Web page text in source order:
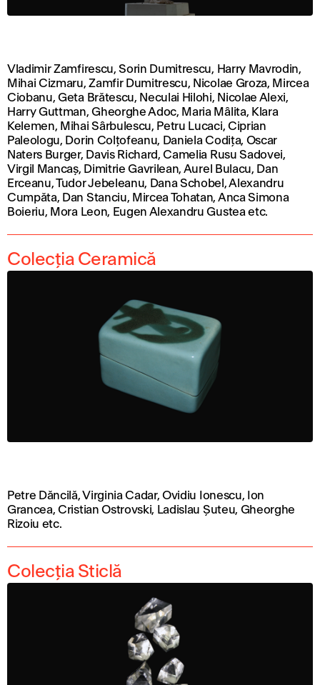
Vladimir Zamfirescu, Sorin Dumitrescu, Harry Mavrodin,
Mihai Cizmaru, Zamfir Dumitrescu, Nicolae Groza, Mircea
Ciobanu, Geta Brătescu, Neculai Hilohi, Nicolae Alexi,
Harry Guttman, Gheorghe Adoc, Maria Mâlita, Klara
Kelemen, Mihai Sârbulescu, Petru Lucaci, Ciprian
Paleologu, Dorin Colțofeanu, Daniela Codița, Oscar
Naters Burger, Davis Richard, Camelia Rusu Sadovei,
Virgil Mancaș, Dimitrie Gavrilean, Aurel Bulacu, Dan
Erceanu, Tudor Jebeleanu, Dana Schobel, Alexandru
Cumpăta, Dan Stanciu, Mircea Tohatan, Anca Simona
Boieriu, Mora Leon, Eugen Alexandru Gustea etc.
Colecția Ceramică
Petre Dăncilă, Virginia Cadar, Ovidiu Ionescu, Ion
Grancea, Cristian Ostrovski, Ladislau Șuteu, Gheorghe
Rizoiu etc.
Colecția Sticlă